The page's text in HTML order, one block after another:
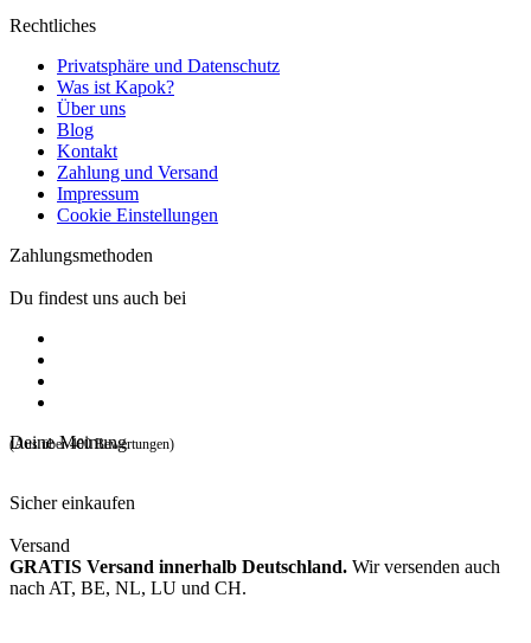
Rechtliches
Privatsphäre und Datenschutz
Was ist Kapok?
Über uns
Blog
Kontakt
Zahlung und Versand
Impressum
Cookie Einstellungen
Zahlungsmethoden
Du findest uns auch bei
Deine Meinung
(Aus über 400 Bewertungen)
Sicher einkaufen
Versand
GRATIS Versand innerhalb Deutschland. Wir versenden auch
nach AT, BE, NL, LU und CH.